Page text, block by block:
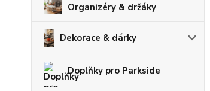
Organizéry & držáky
Dekorace & dárky
Doplňky pro Parkside